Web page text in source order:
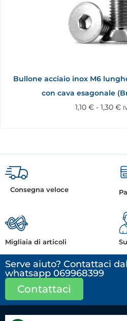
Bullone acciaio inox M6
con cava esagonale
1,10 € - 1,30 €
Consegna veloce
Migliaia di articoli
Serve aiuto? Contattaci
whatsapp 069968399
Contattaci